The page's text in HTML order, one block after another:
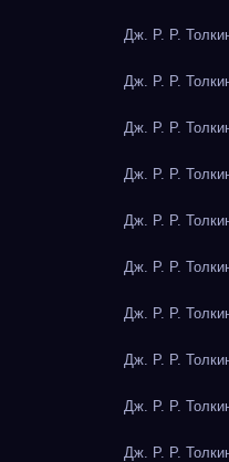
Дж. Р. Р.
Дж. Р. Р.
Дж. Р. Р.
Дж. Р. Р.
Дж. Р. Р.
Дж. Р. Р.
Дж. Р. Р.
Дж. Р. Р.
Дж. Р. Р.
Дж. Р. Р.